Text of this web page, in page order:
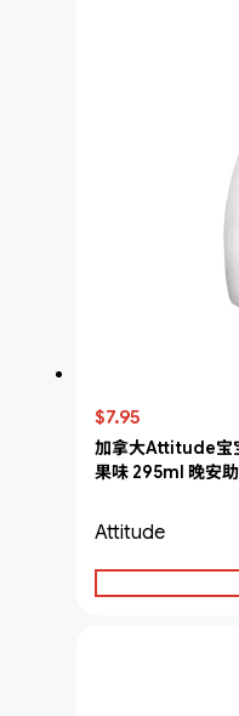
$7.95
加拿大Attitude宝
果味 295ml 晚安
Attitude